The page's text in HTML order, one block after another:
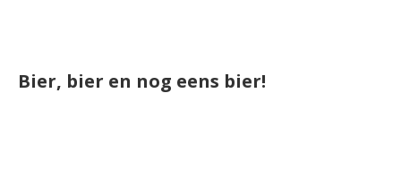
Bier, bier en nog eens bier!